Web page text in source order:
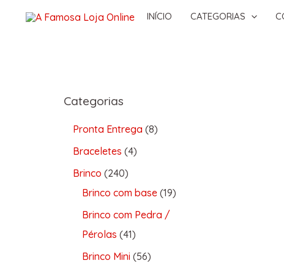
INÍCIO CATEGORIAS
Categorias
Pronta Entrega 8
Braceletes 4
Brinco 240
Brinco com base 19
Brinco com Pedra /
Pérolas 41
Brinco Mini 56